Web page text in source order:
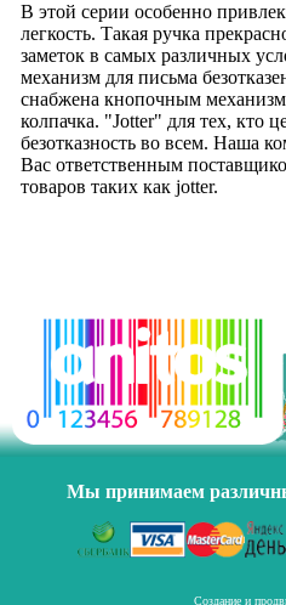
В этой серии особенно
легкость. Такая ручка
заметок в самых различных
механизм для письма
снабжена кнопочным
колпачка. "Jotter" для тех, кто
безотказность во всем. Наша
Вас ответственным
товаров таких как jotter.
Мы принимаем
Создание и